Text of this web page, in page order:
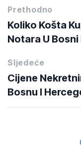
Prethodno
Koliko Košta
Notara U
Sljedeće
Cijene
Bosnu I